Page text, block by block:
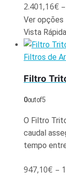
2.401,16€ –
Ver opções
Vista Rápida
Filtros de
Filtro
0out of 5
O Filtro
caudal
tempo
947,10€ –